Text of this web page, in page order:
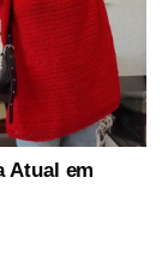
Atual em